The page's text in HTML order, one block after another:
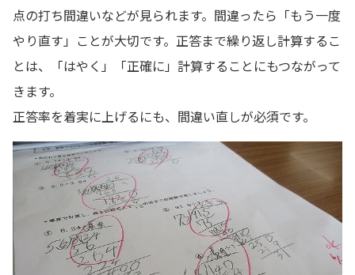
点の打ち間違いなどが見られます。間違ったら「もう一度
やり直す」ことが大切です。正答まで繰り返し計算するこ
とは、「はやく」「正確に」計算することにもつながって
きます。
正答率を着実に上げるにも、間違い直しが必須です。